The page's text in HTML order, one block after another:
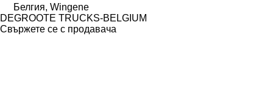
Белгия, Wingene
DEGROOTE TRUCKS-BELGIUM
Свържете се с продавача